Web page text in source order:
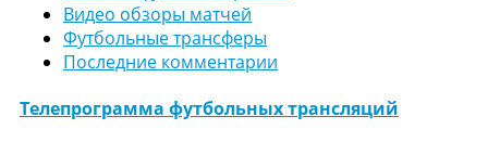
Видео обзоры матчей
Футбольные трансферы
Последние комментарии
Телепрограмма футбольных трансляций